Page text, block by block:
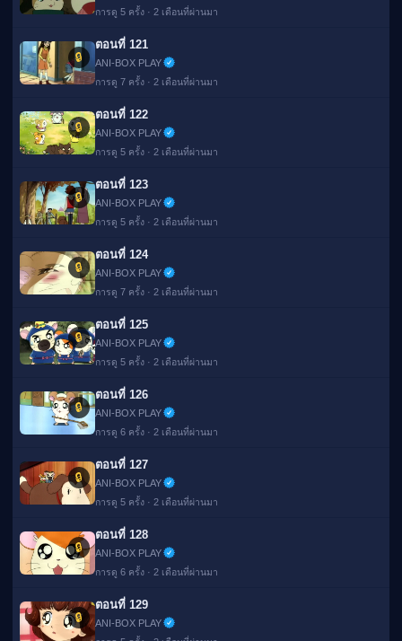
การดู 5 ครั้ง · 2 เดือนที่ผ่านมา
🔒
ตอนที่ 121
ANI-BOX PLAY
การดู 7 ครั้ง · 2 เดือนที่ผ่านมา
🔒
ตอนที่ 122
ANI-BOX PLAY
การดู 5 ครั้ง · 2 เดือนที่ผ่านมา
🔒
ตอนที่ 123
ANI-BOX PLAY
การดู 5 ครั้ง · 2 เดือนที่ผ่านมา
🔒
ตอนที่ 124
ANI-BOX PLAY
การดู 7 ครั้ง · 2 เดือนที่ผ่านมา
🔒
ตอนที่ 125
ANI-BOX PLAY
การดู 5 ครั้ง · 2 เดือนที่ผ่านมา
🔒
ตอนที่ 126
ANI-BOX PLAY
การดู 6 ครั้ง · 2 เดือนที่ผ่านมา
🔒
ตอนที่ 127
ANI-BOX PLAY
การดู 5 ครั้ง · 2 เดือนที่ผ่านมา
🔒
ตอนที่ 128
ANI-BOX PLAY
การดู 6 ครั้ง · 2 เดือนที่ผ่านมา
🔒
ตอนที่ 129
ANI-BOX PLAY